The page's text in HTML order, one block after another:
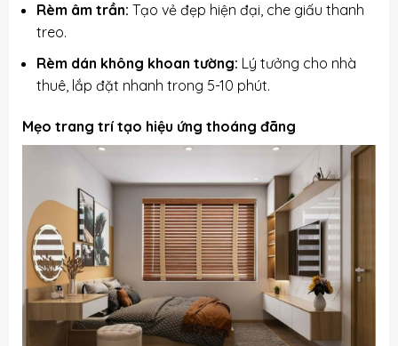
Rèm âm trần: Tạo vẻ đẹp hiện đại, che giấu thanh
treo.
Rèm dán không khoan tường: Lý tưởng cho nhà
thuê, lắp đặt nhanh trong 5-10 phút.
Mẹo trang trí tạo hiệu ứng thoáng đãng